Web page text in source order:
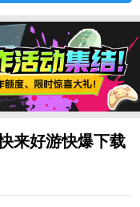
来好游快爆下载